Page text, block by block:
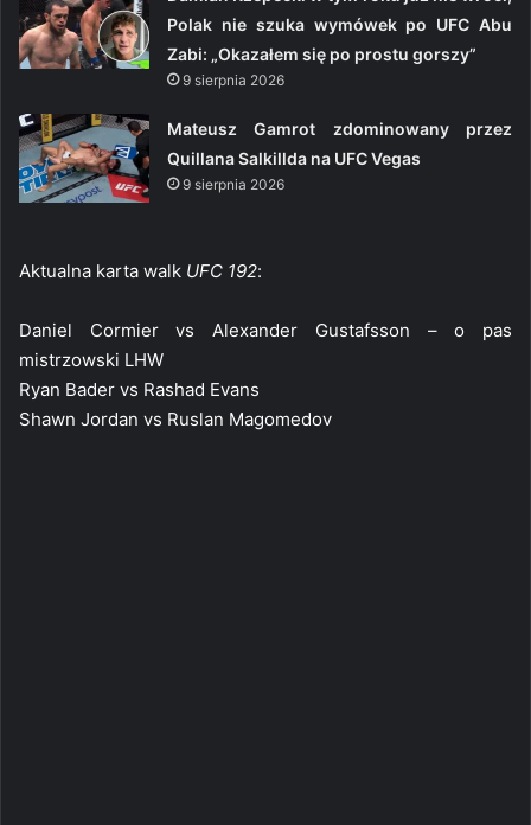
Polak nie szuka wymówek po UFC Abu
Zabi: „Okazałem się po prostu gorszy”
9 sierpnia 2026
Mateusz Gamrot zdominowany przez
Quillana Salkillda na UFC Vegas
9 sierpnia 2026
Aktualna karta walk UFC 192:
Daniel Cormier vs Alexander Gustafsson – o pas
mistrzowski LHW
Ryan Bader vs Rashad Evans
Shawn Jordan vs Ruslan Magomedov